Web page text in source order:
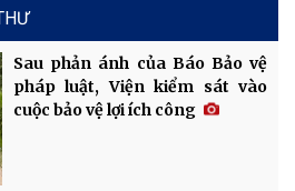
Sau phản ánh của Báo Bảo vệ
pháp luật, Viện kiểm sát vào
cuộc bảo vệ lợi ích công